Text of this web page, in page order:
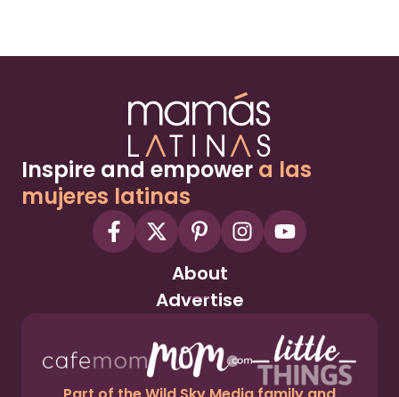
Inspire and empower a las
mujeres latinas
About
Advertise